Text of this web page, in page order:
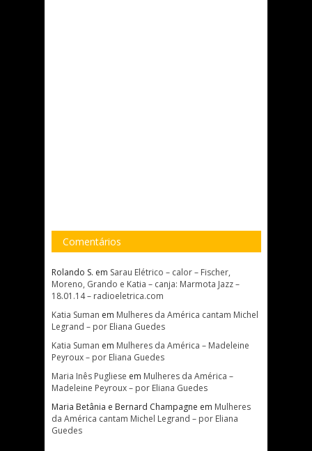
Comentários
Rolando S. em Sarau Elétrico – calor – Fischer,
Moreno, Grando e Katia – canja: Marmota Jazz –
18.01.14 – radioeletrica.com
Katia Suman em Mulheres da América cantam Michel
Legrand – por Eliana Guedes
Katia Suman em Mulheres da América – Madeleine
Peyroux – por Eliana Guedes
Maria Inês Pugliese em Mulheres da América –
Madeleine Peyroux – por Eliana Guedes
Maria Betânia e Bernard Champagne em Mulheres
da América cantam Michel Legrand – por Eliana
Guedes